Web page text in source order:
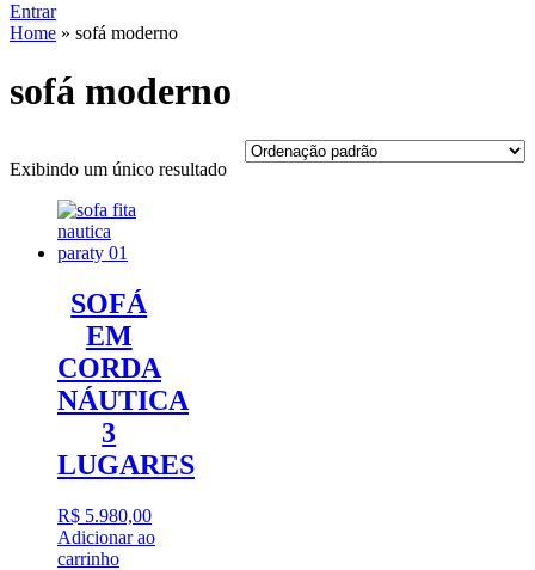
Entrar
Home » sofá moderno
sofá moderno
Exibindo um único resultado
SOFÁ
EM
CORDA
NÁUTICA
3
LUGARES
R$ 5.980,00
Adicionar ao
carrinho